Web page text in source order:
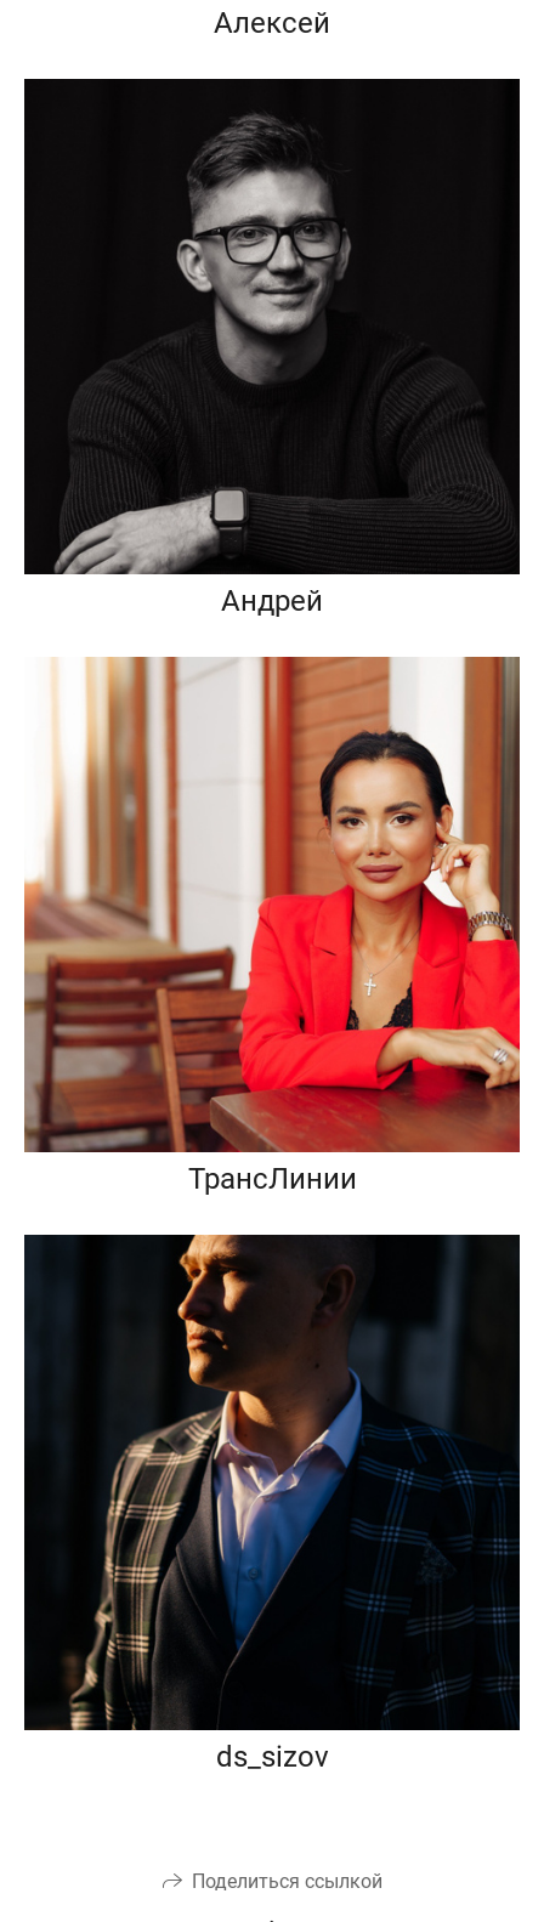
Алексей
Андрей
ТрансЛинии
ds_sizov
Поделиться ссылкой